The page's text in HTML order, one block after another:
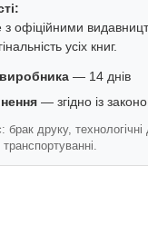
офіційними
усіх книг.
— 14 днів
— згідно із
брак друку,